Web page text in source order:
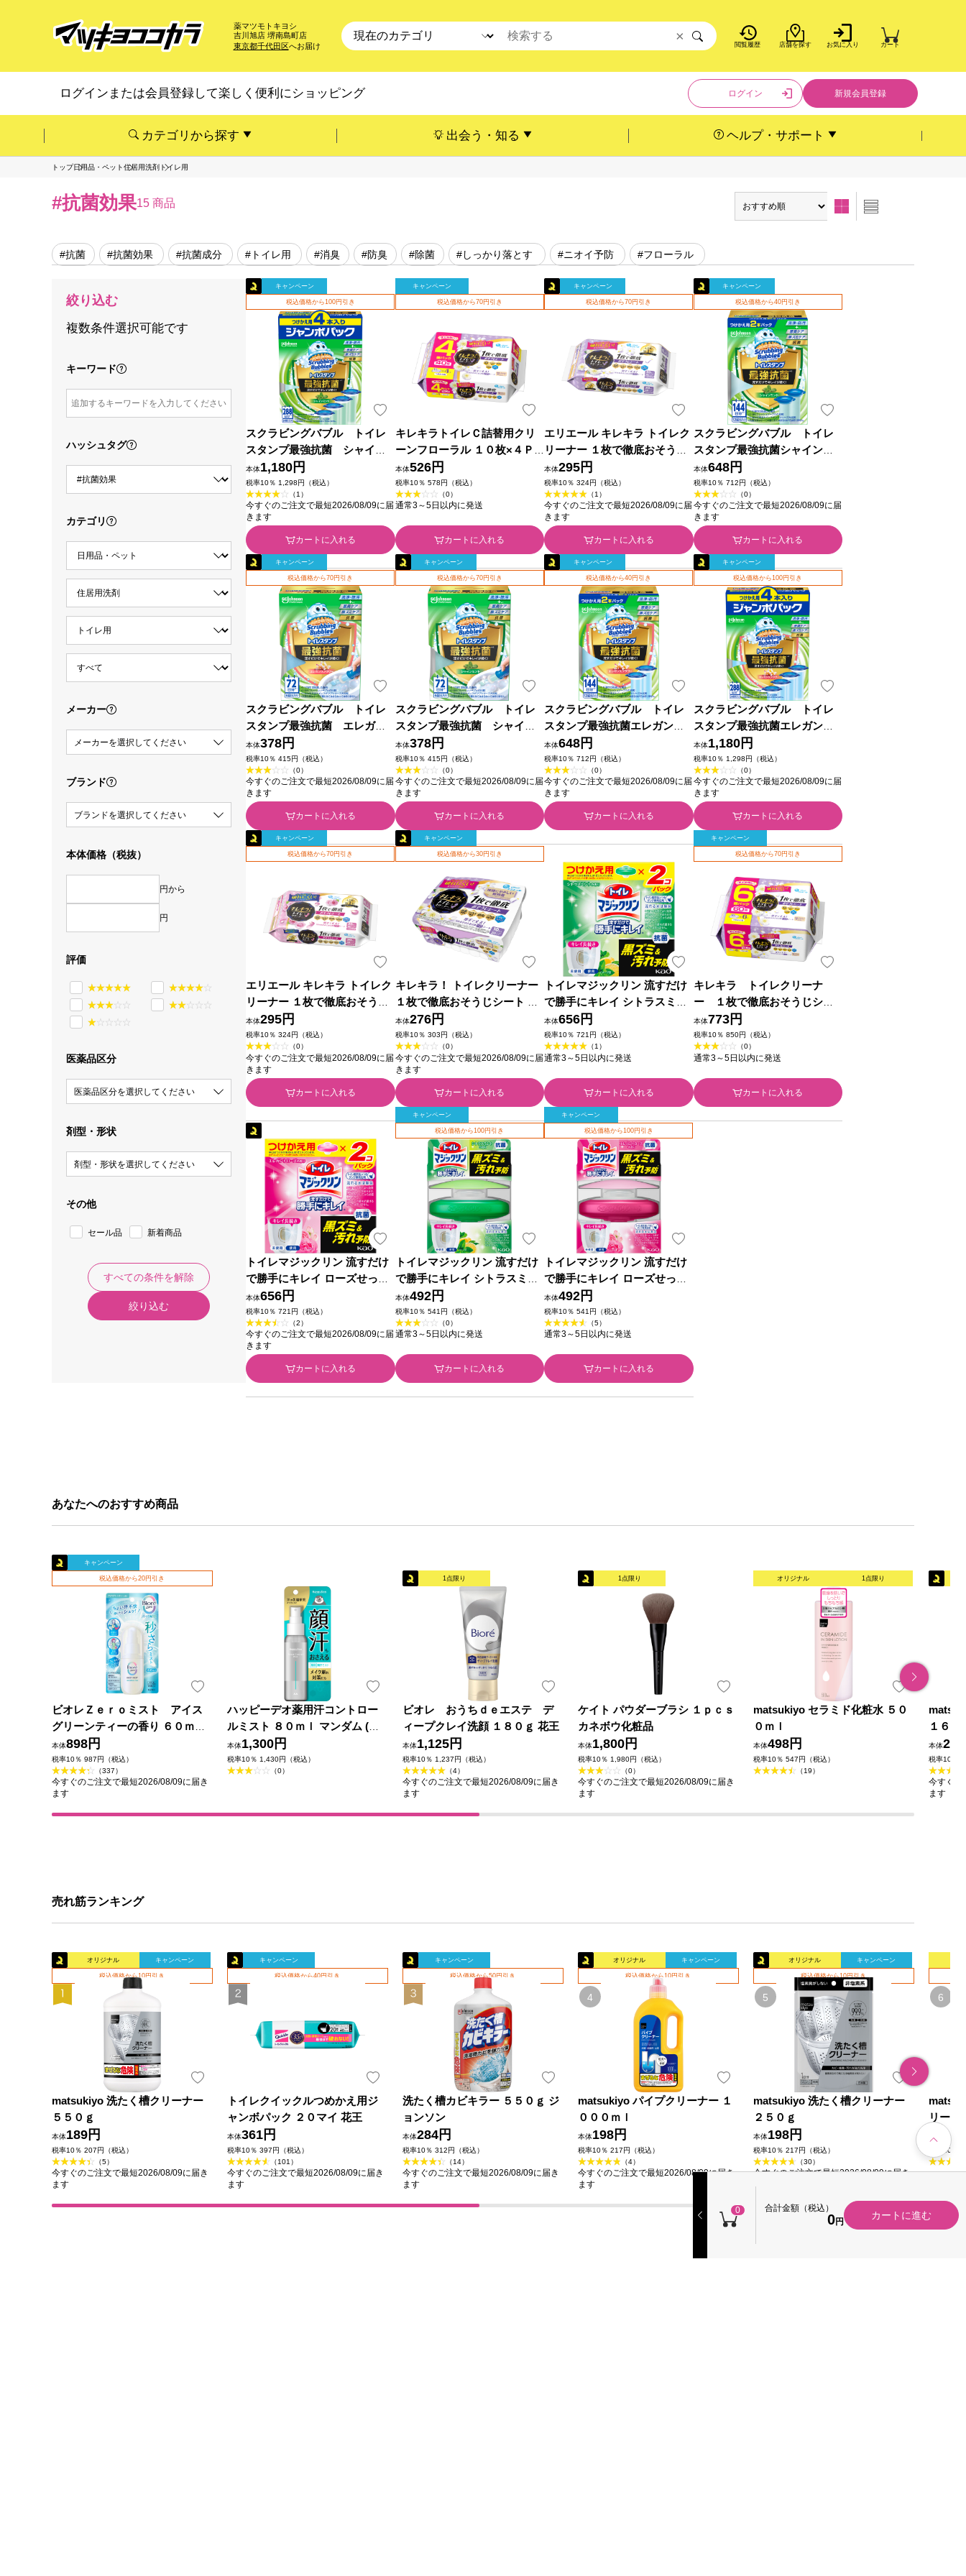
薬マツモトキヨシ
吉川旭店 堺南島町店
東京都千代田区へお届け 閲覧履歴 店舗を探す お気に入り カート
×
ログインまたは会員登録して楽しく便利にショッピング ログイン 新規会員登録
カテゴリから探す 出会う・知る ヘルプ・サポート
0 合計金額（税込）
0円
カートに進む
トップ日用品・ペット住居用洗剤 トイレ用
#抗菌効果15 商品
#抗菌 #抗菌効果 #抗菌成分 #トイレ用 #消臭 #防臭 #除菌 #しっかり落とす #ニオイ予防 #フローラル
絞り込む
複数条件選択可能です
キーワード
ハッシュタグ
カテゴリ
メーカー
メーカーを選択してください
ブランド
ブランドを選択してください
本体価格（税抜）
円から
円
評価
医薬品区分
医薬品区分を選択してください
剤型・形状
剤型・形状を選択してください
その他
セール品 新着商品
すべての条件を解除
絞り込む
キャンペーン
税込価格から100円引き
スクラビングバブル トイレ
スタンプ最強抗菌 シャイン
ミント 替え ３８ｇ×４ ジョ
ンソン
本体1,180円
税率10％ 1,298円（税込）
（1）
今すぐのご注文で最短2026/08/09に届
きます
カートに入れる
キャンペーン
税込価格から70円引き
キレキラトイレＣ詰替用クリ
ーンフローラル １０枚×４Ｐ
大王製紙
本体526円
税率10％ 578円（税込）
（0）
通常3～5日以内に発送
カートに入れる
キャンペーン
税込価格から70円引き
エリエール キレキラ トイレク
リーナー １枚で徹底おそうじ
シート クリーンフローラルつ
めかえ用 １０枚×２Ｐ 大王製
紙
本体295円
税率10％ 324円（税込）
（1）
今すぐのご注文で最短2026/08/09に届
きます
カートに入れる
キャンペーン
税込価格から40円引き
スクラビングバブル トイレ
スタンプ最強抗菌シャインミ
ント 替え ３８ｇ×２ ジョン
ソン
本体648円
税率10％ 712円（税込）
（0）
今すぐのご注文で最短2026/08/09に届
きます
カートに入れる
キャンペーン
税込価格から70円引き
スクラビングバブル トイレ
スタンプ最強抗菌 エレガン
スフラワー本体 ３８ｇ ジョン
ソン
本体378円
税率10％ 415円（税込）
（0）
今すぐのご注文で最短2026/08/09に届
きます
カートに入れる
キャンペーン
税込価格から70円引き
スクラビングバブル トイレ
スタンプ最強抗菌 シャイン
ミント本体 ３８ｇ ジョンソン
本体378円
税率10％ 415円（税込）
（0）
今すぐのご注文で最短2026/08/09に届
きます
カートに入れる
キャンペーン
税込価格から40円引き
スクラビングバブル トイレ
スタンプ最強抗菌エレガンス
フラワー 替え ３８ｇ×２ ジ
ョンソン
本体648円
税率10％ 712円（税込）
（0）
今すぐのご注文で最短2026/08/09に届
きます
カートに入れる
キャンペーン
税込価格から100円引き
スクラビングバブル トイレ
スタンプ最強抗菌エレガンス
フラワー 替え ３８ｇ×４ ジ
ョンソン
本体1,180円
税率10％ 1,298円（税込）
（0）
今すぐのご注文で最短2026/08/09に届
きます
カートに入れる
キャンペーン
税込価格から70円引き
エリエール キレキラ トイレク
リーナー １枚で徹底おそうじ
シート ハッピーローズつめか
え用 １０枚×２Ｐ 大王製紙
本体295円
税率10％ 324円（税込）
（0）
今すぐのご注文で最短2026/08/09に届
きます
カートに入れる
キャンペーン
税込価格から30円引き
キレキラ！ トイレクリーナー
１枚で徹底おそうじシート ク
リーンフローラル 本体 １０枚
大王製紙
本体276円
税率10％ 303円（税込）
（0）
今すぐのご注文で最短2026/08/09に届
きます
カートに入れる
トイレマジックリン 流すだけ
で勝手にキレイ シトラスミン
トの香り替 詰替用 １６０Ｇ 花
王
本体656円
税率10％ 721円（税込）
（1）
通常3～5日以内に発送
カートに入れる
キャンペーン
税込価格から70円引き
キレキラ トイレクリーナ
ー １枚で徹底おそうじシー
トクリーンフローラルつめか
え用 １０枚×６Ｐ 大王製紙
本体773円
税率10％ 850円（税込）
（0）
通常3～5日以内に発送
カートに入れる
トイレマジックリン 流すだけ
で勝手にキレイ ローズせっけ
んの香り つけかえ用 １６０Ｇ
花王
本体656円
税率10％ 721円（税込）
（2）
今すぐのご注文で最短2026/08/09に届
きます
カートに入れる
キャンペーン
税込価格から100円引き
トイレマジックリン 流すだけ
で勝手にキレイ シトラスミン
トの香り 本体 ８０Ｇ 花王
本体492円
税率10％ 541円（税込）
（0）
通常3～5日以内に発送
カートに入れる
キャンペーン
税込価格から100円引き
トイレマジックリン 流すだけ
で勝手にキレイ ローズせっけ
んの香り 本体 ８０Ｇ 花王
本体492円
税率10％ 541円（税込）
（5）
通常3～5日以内に発送
カートに入れる
あなたへのおすすめ商品
キャンペーン
税込価格から20円引き
ビオレＺｅｒｏミスト アイス
グリーンティーの香り ６０ｍＬ
花王
本体898円
税率10％ 987円（税込）
（337）
今すぐのご注文で最短2026/08/09に届き
ます
ハッピーデオ薬用汗コントロー
ルミスト ８０ｍｌ マンダム (医
薬部外品)
本体1,300円
税率10％ 1,430円（税込）
（0）
1点限り
ビオレ おうちｄｅエステ デ
ィープクレイ洗顔 １８０ｇ 花王
本体1,125円
税率10％ 1,237円（税込）
（4）
今すぐのご注文で最短2026/08/09に届き
ます
1点限り
ケイト パウダーブラシ １ｐｃｓ
カネボウ化粧品
本体1,800円
税率10％ 1,980円（税込）
（0）
今すぐのご注文で最短2026/08/09に届き
ます
オリジナル 1点限り
matsukiyo セラミド化粧水 ５０
０ｍｌ
本体498円
税率10％ 547円（税込）
（19）
１６０
本体
税率10％
今すぐの
ます
売れ筋ランキング
オリジナル キャンペーン
税込価格から10円引き
matsukiyo 洗たく槽クリーナー
５５０ｇ
本体189円
税率10％ 207円（税込）
（5）
今すぐのご注文で最短2026/08/09に届き
ます
キャンペーン
税込価格から40円引き
トイレクイックルつめかえ用ジ
ャンボパック ２０マイ 花王
本体361円
税率10％ 397円（税込）
（101）
今すぐのご注文で最短2026/08/09に届き
ます
キャンペーン
税込価格から50円引き
洗たく槽カビキラー ５５０ｇ ジ
ョンソン
本体284円
税率10％ 312円（税込）
（14）
今すぐのご注文で最短2026/08/09に届き
ます
オリジナル キャンペーン
税込価格から10円引き
matsukiyo パイプクリーナー １
０００ｍｌ
本体198円
税率10％ 217円（税込）
（4）
今すぐのご注文で最短2026/08/09に届き
ます
オリジナル キャンペーン
税込価格から10円引き
matsukiyo 洗たく槽クリーナー
２５０ｇ
本体198円
税率10％ 217円（税込）
（30）
今すぐのご注文で最短2026/08/09に届き
ます
リーナ
本体
税率10％